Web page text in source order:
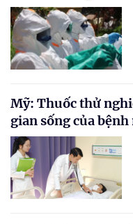
Mỹ: Thuốc thử
gian sống của